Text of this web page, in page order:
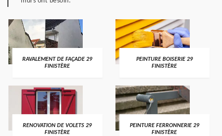
RAVALEMENT DE FAÇADE 29
FINISTÈRE
PEINTURE BOISERIE 29
FINISTÈRE
RENOVATION DE VOLETS 29
FINISTÈRE
PEINTURE FERRONNERIE 29
FINISTÈRE